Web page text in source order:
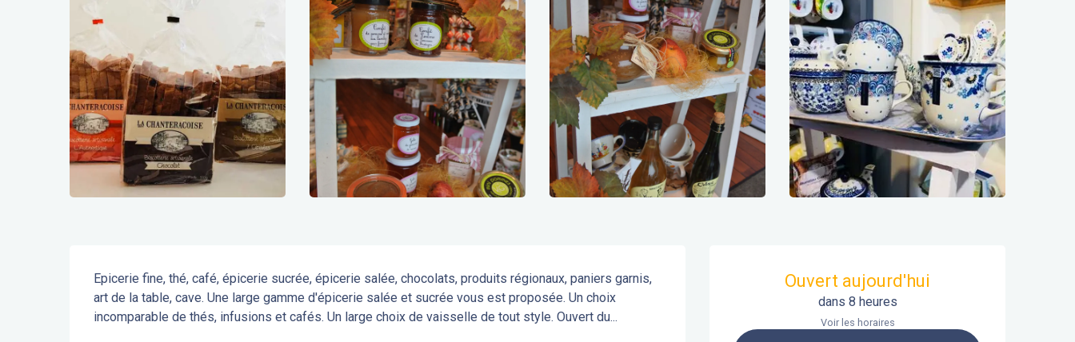
Ouverture et coordonnées
Ouvert aujourd'hui
dans 8 heures
Voir les horaires
Description
Epicerie fine, thé, café, épicerie sucrée, épicerie salée, chocolats, produits régionaux, paniers garnis,
art de la table, cave. Une large gamme d'épicerie salée et sucrée vous est proposée. Un choix
incomparable de thés, infusions et cafés. Un large choix de vaisselle de tout style. Ouvert du...